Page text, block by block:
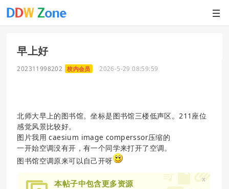
早上好
202311998202 校内会员 2026-5-29 08:59:59
北师大早上的图书馆。坐标是图书馆三楼低声区。211座位
感觉风景比较好。
图片我用 caesium image comperssor压缩的
一开始空调没有开，有一个同学来打开了空调。
图书馆空调原来可以自己开呀
本帖子中包含更多资源 x